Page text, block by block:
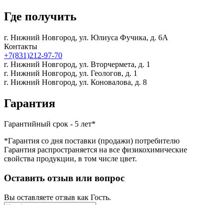
Где получить
г. Нижний Новгород, ул. Юлиуса Фучика, д. 6А
Контакты
+7(831)212-97-70
г. Нижний Новгород, ул. Вторчермета, д. 1
г. Нижний Новгород, ул. Геологов, д. 1
г. Нижний Новгород, ул. Коновалова, д. 8
Гарантия
Гарантийный срок - 5 лет*
*Гарантия со дня поставки (продажи) потребителю
Гарантия распространяется на все физикохимические
свойства продукции, в том числе цвет.
Оставить отзыв или вопрос
Вы оставляете отзыв как Гость.